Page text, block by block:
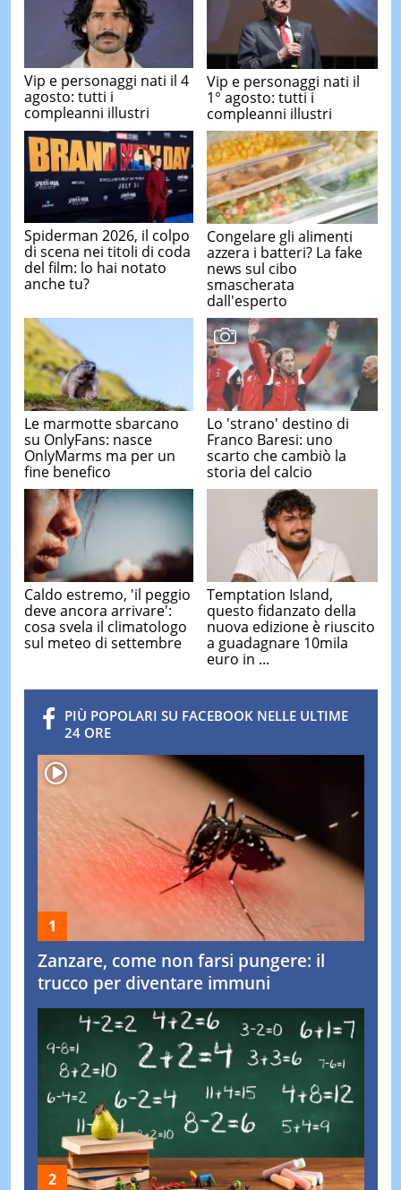
Vip e personaggi nati il 4
agosto: tutti i
compleanni illustri
Vip e personaggi nati il
1° agosto: tutti i
compleanni illustri
Spiderman 2026, il colpo
di scena nei titoli di coda
del film: lo hai notato
anche tu?
Congelare gli alimenti
azzera i batteri? La fake
news sul cibo
smascherata
dall'esperto
Le marmotte sbarcano
su OnlyFans: nasce
OnlyMarms ma per un
fine benefico
Lo 'strano' destino di
Franco Baresi: uno
scarto che cambiò la
storia del calcio
Caldo estremo, 'il peggio
deve ancora arrivare':
cosa svela il climatologo
sul meteo di settembre
Temptation Island,
questo fidanzato della
nuova edizione è riuscito
a guadagnare 10mila
euro in ...
PIÙ POPOLARI SU FACEBOOK NELLE ULTIME
24 ORE
Zanzare, come non farsi pungere: il
trucco per diventare immuni